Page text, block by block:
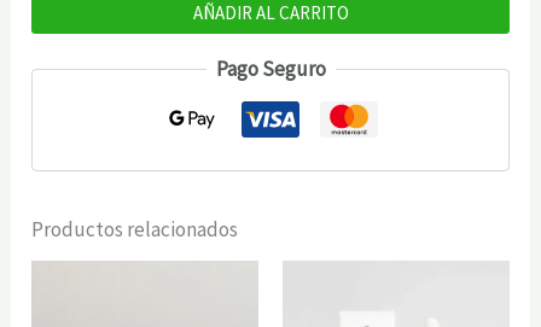
y
Luminosidad
30ml
AÑADIR AL CARRITO
Pago Seguro
Productos relacionados